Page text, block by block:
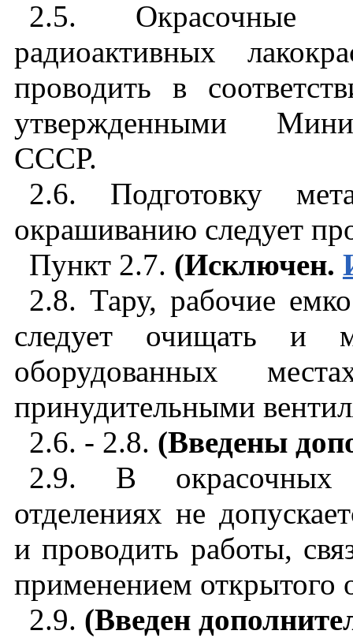
2.5. Окрасочные
радиоактивных
проводить в
утвержденными
СССР.
2.6. Подготовку
окрашиванию следует
Пункт 2.7. (Исключен.
2.8. Тару, рабочие
следует очищать и
оборудованных
принудительными
2.6. - 2.8. (Введены
2.9. В окрасочных и
отделениях не
и проводить работы,
применением открытого
2.9. (Введен